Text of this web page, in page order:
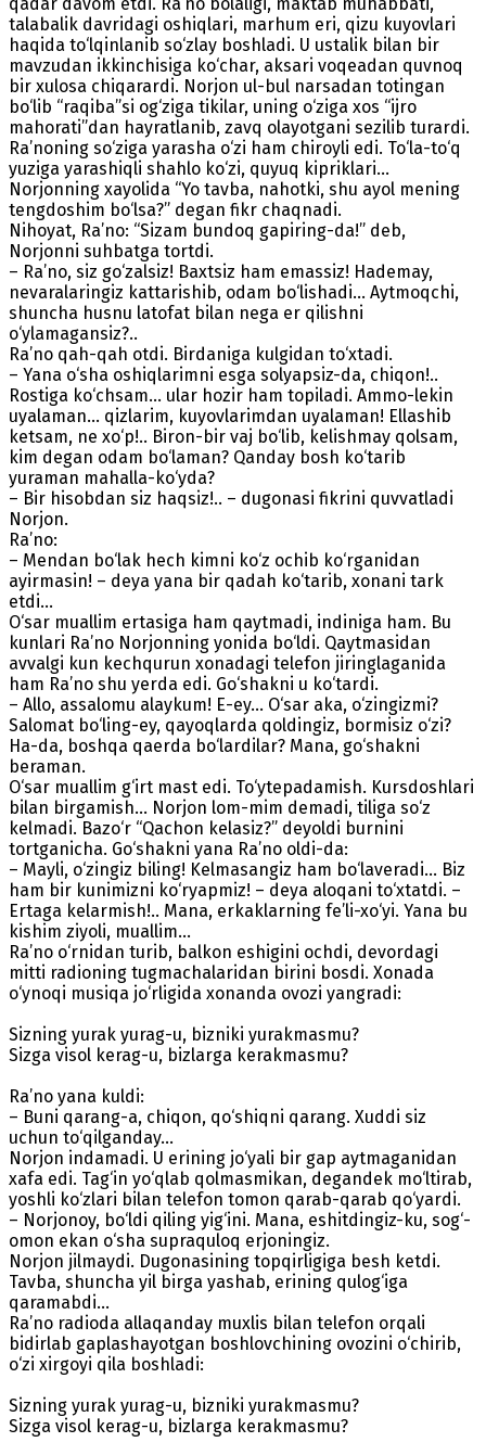
talabalik davridagi oshiqlari, marhum eri, qizu kuyovlari
haqida to‘lqinlanib so‘zlay boshladi. U ustalik bilan bir
mavzudan ikkinchisiga ko‘char, aksari voqeadan quvnoq
bir xulosa chiqarardi. Norjon ul-bul narsadan totingan
bo‘lib “raqiba”si og‘ziga tikilar, uning o‘ziga xos “ijro
mahorati”dan hayratlanib, zavq olayotgani sezilib turardi.
Ra’noning so‘ziga yarasha o‘zi ham chiroyli edi. To‘la-to‘q
yuziga yarashiqli shahlo ko‘zi, quyuq kipriklari...
Norjonning xayolida “Yo tavba, nahotki, shu ayol mening
tengdoshim bo‘lsa?” degan fikr chaqnadi.
Nihoyat, Ra’no: “Sizam bundoq gapiring-da!” deb,
Norjonni suhbatga tortdi.
– Ra’no, siz go‘zalsiz! Baxtsiz ham emassiz! Hademay,
nevaralaringiz kattarishib, odam bo‘lishadi… Aytmoqchi,
shuncha husnu latofat bilan nega er qilishni
o‘ylamagansiz?..
Ra’no qah-qah otdi. Birdaniga kulgidan to‘xtadi.
– Yana o‘sha oshiqlarimni esga solyapsiz-da, chiqon!..
Rostiga ko‘chsam... ular hozir ham topiladi. Ammo-lekin
uyalaman... qizlarim, kuyovlarimdan uyalaman! Ellashib
ketsam, ne xo‘p!.. Biron-bir vaj bo‘lib, kelishmay qolsam,
kim degan odam bo‘laman? Qanday bosh ko‘tarib
yuraman mahalla-ko‘yda?
– Bir hisobdan siz haqsiz!.. – dugonasi fikrini quvvatladi
Norjon.
Ra’no:
– Mendan bo‘lak hech kimni ko‘z ochib ko‘rganidan
ayirmasin! – deya yana bir qadah ko‘tarib, xonani tark
etdi…
O‘sar muallim ertasiga ham qaytmadi, indiniga ham. Bu
kunlari Ra’no Norjonning yonida bo‘ldi. Qaytmasidan
avvalgi kun kechqurun xonadagi telefon jiringlaganida
ham Ra’no shu yerda edi. Go‘shakni u ko‘tardi.
– Allo, assalomu alaykum! E-ey... O‘sar aka, o‘zingizmi?
Salomat bo‘ling-ey, qayoqlarda qoldingiz, bormisiz o‘zi?
Ha-da, boshqa qaerda bo‘lardilar? Mana, go‘shakni
beraman.
O‘sar muallim g‘irt mast edi. To‘ytepadamish. Kursdoshlari
bilan birgamish… Norjon lom-mim demadi, tiliga so‘z
kelmadi. Bazo‘r “Qachon kelasiz?” deyoldi burnini
tortganicha. Go‘shakni yana Ra’no oldi-da:
– Mayli, o‘zingiz biling! Kelmasangiz ham bo‘laveradi… Biz
ham bir kunimizni ko‘ryapmiz! – deya aloqani to‘xtatdi. –
Ertaga kelarmish!.. Mana, erkaklarning fe’li-xo‘yi. Yana bu
kishim ziyoli, muallim…
Ra’no o‘rnidan turib, balkon eshigini ochdi, devordagi
mitti radioning tugmachalaridan birini bosdi. Xonada
o‘ynoqi musiqa jo‘rligida xonanda ovozi yangradi:
Sizning yurak yurag-u, bizniki yurakmasmu?
Sizga visol kerag-u, bizlarga kerakmasmu?
Ra’no yana kuldi:
– Buni qarang-a, chiqon, qo‘shiqni qarang. Xuddi siz
uchun to‘qilganday…
Norjon indamadi. U erining jo‘yali bir gap aytmaganidan
xafa edi. Tag‘in yo‘qlab qolmasmikan, degandek mo‘ltirab,
yoshli ko‘zlari bilan telefon tomon qarab-qarab qo‘yardi.
– Norjonoy, bo‘ldi qiling yig‘ini. Mana, eshitdingiz-ku, sog‘-
omon ekan o‘sha supraquloq erjoningiz.
Norjon jilmaydi. Dugonasining topqirligiga besh ketdi.
Tavba, shuncha yil birga yashab, erining qulog‘iga
qaramabdi…
Ra’no radioda allaqanday muxlis bilan telefon orqali
bidirlab gaplashayotgan boshlovchining ovozini o‘chirib,
o‘zi xirgoyi qila boshladi:
Sizning yurak yurag-u, bizniki yurakmasmu?
Sizga visol kerag-u, bizlarga kerakmasmu?